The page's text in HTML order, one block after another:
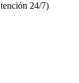
24/7)